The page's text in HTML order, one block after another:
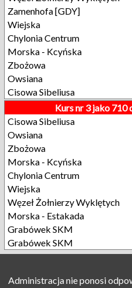
Zamenhofa [GDY]
Wiejska
Chylonia Centrum
Morska - Kcyńska
Zbożowa
Owsiana
Cisowa Sibeliusa
Kurs nr 3 jako 710
Cisowa Sibeliusa
Owsiana
Zbożowa
Morska - Kcyńska
Chylonia Centrum
Wiejska
Węzeł Żołnierzy Wyklętych
Morska - Estakada
Grabówek SKM
Grabówek SKM
Administracja nie ponosi